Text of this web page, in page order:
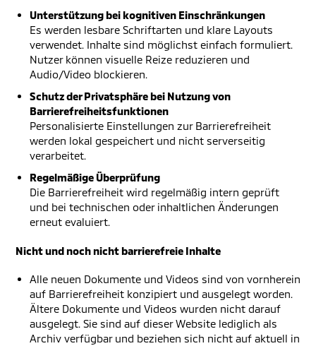
Unterstützung bei kognitiven Einschränkungen
Es werden lesbare Schriftarten und klare Layouts
verwendet. Inhalte sind möglichst einfach formuliert.
Nutzer können visuelle Reize reduzieren und
Audio/Video blockieren.
Schutz der Privatsphäre bei Nutzung von
Barrierefreiheitsfunktionen
Personalisierte Einstellungen zur Barrierefreiheit
werden lokal gespeichert und nicht serverseitig
verarbeitet.
Regelmäßige Überprüfung
Die Barrierefreiheit wird regelmäßig intern geprüft
und bei technischen oder inhaltlichen Änderungen
erneut evaluiert.
Nicht und noch nicht barrierefreie Inhalte
Alle neuen Dokumente und Videos sind von vornherein
auf Barrierefreiheit konzipiert und ausgelegt worden.
Ältere Dokumente und Videos wurden nicht darauf
ausgelegt. Sie sind auf dieser Website lediglich als
Archiv verfügbar und beziehen sich nicht auf aktuell in